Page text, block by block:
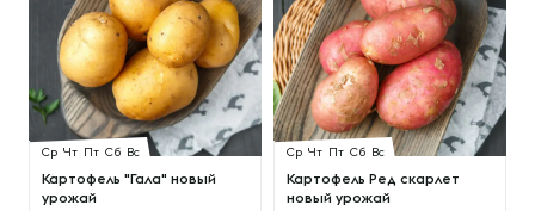
Ср Чт Пт Сб Вс
Картофель "Гала" новый
урожай
Ср Чт Пт Сб Вс
Картофель Ред скарлет
новый урожай